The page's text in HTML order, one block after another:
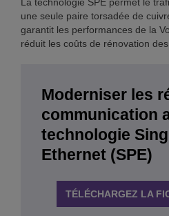
une seule paire torsadée de
garantit les performances de la
réduit les coûts de rénovation
Moderniser les
communication
technologie
Ethernet (SPE)
TÉLÉCHARGEZ LA